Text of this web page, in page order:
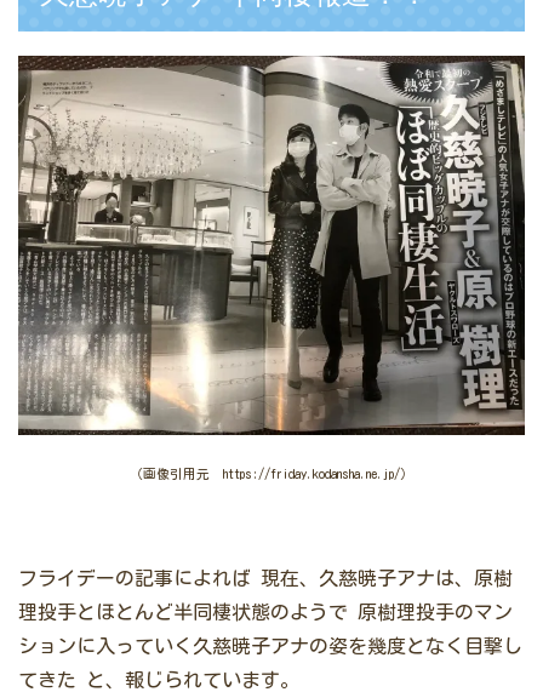
（画像引用元 https://friday.kodansha.ne.jp/）
フライデーの記事によれば 現在、久慈暁子アナは、原樹
理投手とほとんど半同棲状態のようで 原樹理投手のマン
ションに入っていく久慈暁子アナの姿を幾度となく目撃し
てきた
と、報じられています。